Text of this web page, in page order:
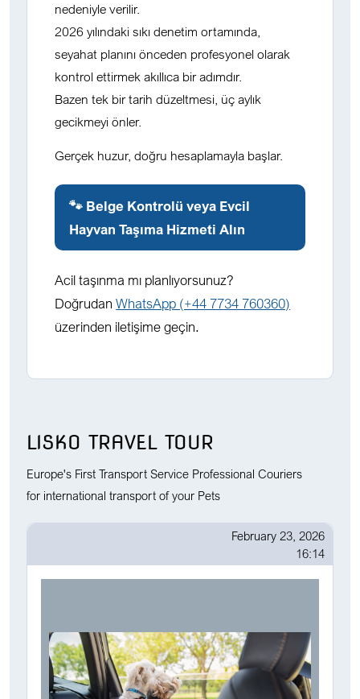
LISKO TRAVEL TOUR
Europe's First Transport Service Professional Couriers
for international transport of your Pets
February 23, 2026
16:14
nedeniyle verilir.
2026 yılındaki sıkı denetim ortamında,
seyahat planını önceden profesyonel olarak
kontrol ettirmek akıllıca bir adımdır.
Bazen tek bir tarih düzeltmesi, üç aylık
gecikmeyi önler.
Gerçek huzur, doğru hesaplamayla başlar.
🐾 Belge Kontrolü veya Evcil
Hayvan Taşıma Hizmeti Alın
Acil taşınma mı planlıyorsunuz?
DoğrudanWhatsApp (+44 7734 760360)
üzerinden iletişime geçin.